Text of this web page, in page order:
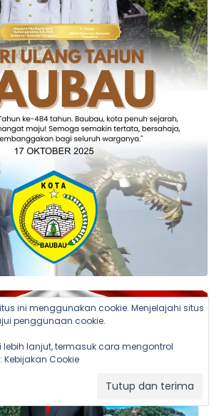
ini menggunakan cookie. Menjelajahi situs
penggunaan cookie.
lebih lanjut, termasuk cara mengontrol
Kebijakan Cookie